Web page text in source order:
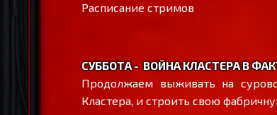
Расписание стримов
СУББОТА - ВОЙНА КЛАСТЕРА В
Продолжаем выживать на
Кластера, и строить свою